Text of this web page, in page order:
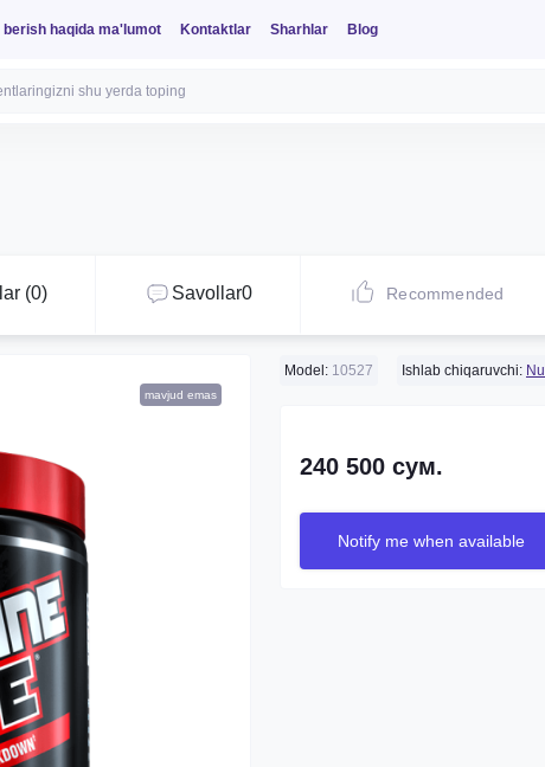
berish haqida ma'lumot Kontaktlar Sharhlar Blog
(0) Savollar0 Recommended
mavjud emas
Model: 10527 Ishlab chiqaruvchi:
240 500 сум.
Notify me when available